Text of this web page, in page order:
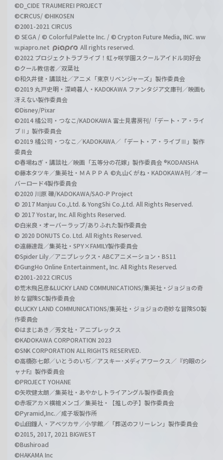
©D_CIDE TRAUMEREI PROJECT
©CIRCUS/ ©HIKOSEN
©2001-2021 CIRCUS
© SEGA / © Colorful Palette Inc. / © Crypton Future Media, INC. ww
w.piapro.net
All rights reserved.
©2022 プロジェクトラブライブ！虹ヶ咲学園スクールアイドル同好会
©クール教信者／双葉社
©和久井健・講談社／アニメ「東京リベンジャーズ」製作委員会
©2019 丸戸史明・深崎暮人・KADOKAWA ファンタジア文庫刊／映画も
冴えない製作委員会
©Disney/Pixar
©2014 橘公司・つなこ/KADOKAWA 富士見書房刊/「デート・ア・ライ
ブⅡ」製作委員会
©2019 橘公司・つなこ／KADOKAWA／「デート・ア・ライブⅢ」製作
委員会
©春場ねぎ・講談社／映画「五等分の花嫁」製作委員会 ®KODANSHA
©藤本タツキ／集英社・ＭＡＰＰＡ ©丸山くがね・KADOKAWA刊／オー
バーロード4製作委員会
©2020 川原 礫/KADOKAWA/SAO-P Project
© 2017 Manjuu Co.,Ltd. & YongShi Co.,Ltd. All Rights Reserved.
© 2017 Yostar, Inc. All Rights Reserved.
©白米良・オーバーラップ/ありふれた製作委員会
© 2020 DONUTS Co. Ltd. All Rights Reserved.
©遠藤達哉／集英社・SPY×FAMILY製作委員会
©Spider Lily／アニプレックス・ABCアニメーション・BS11
©GungHo Online Entertainment, Inc. All Rights Reserved.
©2001-2022 CIRCUS
©荒木飛呂彦&LUCKY LAND COMMUNICATIONS/集英社・ジョジョの奇
妙な冒険SC製作委員会
©LUCKY LAND COMMUNICATIONS/集英社・ジョジョの奇妙な冒険SO製
作委員会
©はまじあき／芳文社・アニプレックス
©KADOKAWA CORPORATION 2023
©SNK CORPORATION ALL RIGHTS RESERVED.
©高橋弥七郎／いとうのいぢ／アスキー･メディアワークス／『灼眼のシ
ャナF』製作委員会
©PROJECT YOHANE
©矢吹健太朗／集英社・あやかしトライアングル製作委員会
©赤坂アカ×横槍メンゴ／集英社・【推しの子】製作委員会
©Pyramid,Inc.／成子坂製作所
©山田鐘人・アベツカサ／小学館／「葬送のフリーレン」製作委員会
©2015, 2017, 2021 BIGWEST
©Bushiroad
©HAKAMA Inc